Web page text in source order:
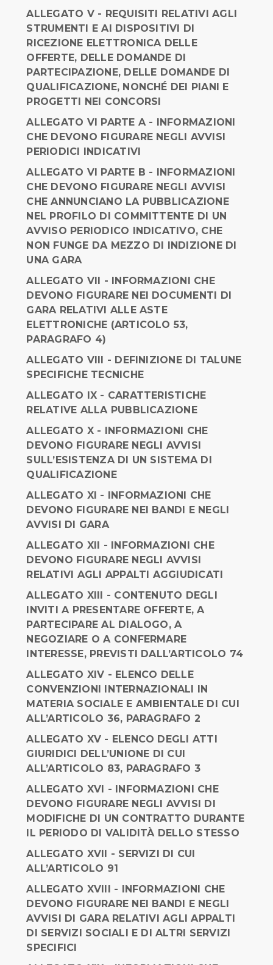
ALLEGATO V - REQUISITI RELATIVI AGLI
STRUMENTI E AI DISPOSITIVI DI
RICEZIONE ELETTRONICA DELLE
OFFERTE, DELLE DOMANDE DI
PARTECIPAZIONE, DELLE DOMANDE DI
QUALIFICAZIONE, NONCHÉ DEI PIANI E
PROGETTI NEI CONCORSI
ALLEGATO VI PARTE A - INFORMAZIONI
CHE DEVONO FIGURARE NEGLI AVVISI
PERIODICI INDICATIVI
ALLEGATO VI PARTE B - INFORMAZIONI
CHE DEVONO FIGURARE NEGLI AVVISI
CHE ANNUNCIANO LA PUBBLICAZIONE
NEL PROFILO DI COMMITTENTE DI UN
AVVISO PERIODICO INDICATIVO, CHE
NON FUNGE DA MEZZO DI INDIZIONE DI
UNA GARA
ALLEGATO VII - INFORMAZIONI CHE
DEVONO FIGURARE NEI DOCUMENTI DI
GARA RELATIVI ALLE ASTE
ELETTRONICHE (ARTICOLO 53,
PARAGRAFO 4)
ALLEGATO VIII - DEFINIZIONE DI TALUNE
SPECIFICHE TECNICHE
ALLEGATO IX - CARATTERISTICHE
RELATIVE ALLA PUBBLICAZIONE
ALLEGATO X - INFORMAZIONI CHE
DEVONO FIGURARE NEGLI AVVISI
SULL’ESISTENZA DI UN SISTEMA DI
QUALIFICAZIONE
ALLEGATO XI - INFORMAZIONI CHE
DEVONO FIGURARE NEI BANDI E NEGLI
AVVISI DI GARA
ALLEGATO XII - INFORMAZIONI CHE
DEVONO FIGURARE NEGLI AVVISI
RELATIVI AGLI APPALTI AGGIUDICATI
ALLEGATO XIII - CONTENUTO DEGLI
INVITI A PRESENTARE OFFERTE, A
PARTECIPARE AL DIALOGO, A
NEGOZIARE O A CONFERMARE
INTERESSE, PREVISTI DALL’ARTICOLO 74
ALLEGATO XIV - ELENCO DELLE
CONVENZIONI INTERNAZIONALI IN
MATERIA SOCIALE E AMBIENTALE DI CUI
ALL’ARTICOLO 36, PARAGRAFO 2
ALLEGATO XV - ELENCO DEGLI ATTI
GIURIDICI DELL’UNIONE DI CUI
ALL’ARTICOLO 83, PARAGRAFO 3
ALLEGATO XVI - INFORMAZIONI CHE
DEVONO FIGURARE NEGLI AVVISI DI
MODIFICHE DI UN CONTRATTO DURANTE
IL PERIODO DI VALIDITÀ DELLO STESSO
ALLEGATO XVII - SERVIZI DI CUI
ALL’ARTICOLO 91
ALLEGATO XVIII - INFORMAZIONI CHE
DEVONO FIGURARE NEI BANDI E NEGLI
AVVISI DI GARA RELATIVI AGLI APPALTI
DI SERVIZI SOCIALI E DI ALTRI SERVIZI
SPECIFICI